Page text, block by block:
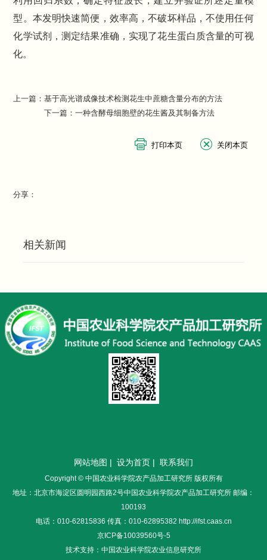
型。本发明快速简便，效率高，不破坏样品，不使用任何
化学试剂，测定结果准确，实现了花生蛋白质含量的可视
化。
上一篇：基于高光谱成像技术检测花生中蔗糖含量分布的方法
下一篇：一种含酵母细胞壁的花生酱及其制备方法
分享：
相关新闻
网站地图 | 设为首页 | 联系我们
Copyright © 中国农业科学院农产品加工研究所 版权所有
地址：北京市海淀区圆明园西路2号中国农业科学院农产品加工研究所 邮编：
100193
电话：010-62815836 传真：010-62895382 http://ifst.caas.cn
京ICP备10039560号-5
技术支持：中国农业科学院农业信息研究所